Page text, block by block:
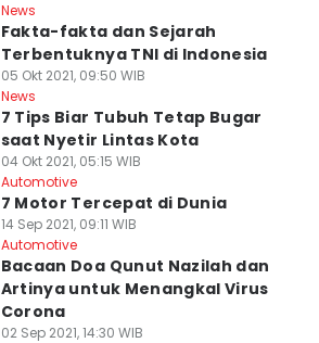
News
Fakta-fakta dan Sejarah
Terbentuknya TNI di Indonesia
05 Okt 2021, 09:50 WIB
News
7 Tips Biar Tubuh Tetap Bugar
saat Nyetir Lintas Kota
04 Okt 2021, 05:15 WIB
Automotive
7 Motor Tercepat di Dunia
14 Sep 2021, 09:11 WIB
Automotive
Bacaan Doa Qunut Nazilah dan
Artinya untuk Menangkal Virus
Corona
02 Sep 2021, 14:30 WIB